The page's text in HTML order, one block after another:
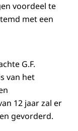
voordeel te
met een
G.F.
van het
12 jaar zal er
gevorderd.